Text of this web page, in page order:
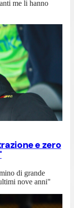
me li hanno
e zero
di grande
nove anni"